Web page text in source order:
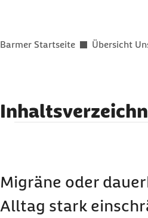
Sie befinden sich hier:
Barmer Startseite Übersicht
Wie können Sie
Anspruch nehmen?
Migräne oder
Alltag stark